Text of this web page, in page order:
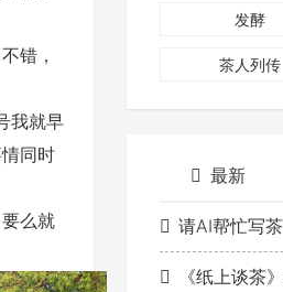
错，
我就早
同时
么就
发酵
茶人列传
最新
请AI帮忙写
《纸上谈茶